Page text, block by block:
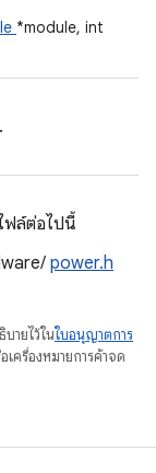
*module, int
.
ฟล์ต่อไปนี้
power.h
ายไว้ในใบอนุญาตการ
ครื่องหมายการค้าจด